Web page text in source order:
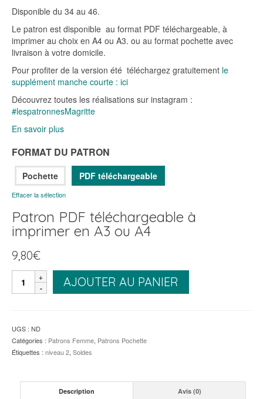
Disponible du 34 au 46.
Le patron est disponible au format PDF téléchargeable, à
imprimer au choix en A4 ou A3. ou au format pochette avec
livraison à votre domicile.
Pour profiter de la version été téléchargez gratuitement le
supplément manche courte : ici
Découvrez toutes les réalisations sur instagram :
#lespatronnesMagritte
En savoir plus
FORMAT DU PATRON
Pochette PDF téléchargeable
Effacer la sélection
Patron PDF téléchargeable à
imprimer en A3 ou A4
9,80€
quantité
Magritte
AJOUTER AU PANIER
UGS : ND
Catégories : Patrons Femme, Patrons Pochette
Étiquettes : niveau 2, Soldes
Description Avis (0)